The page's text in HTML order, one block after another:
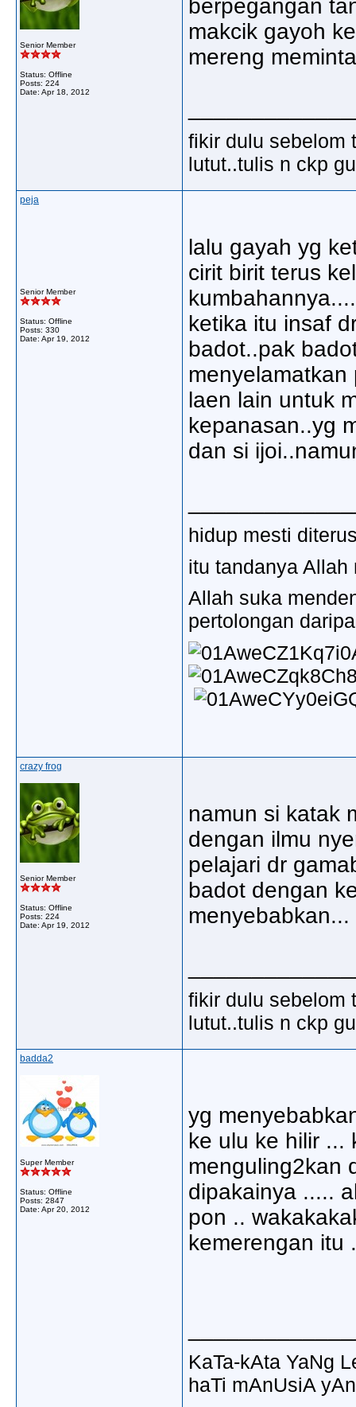
Senior Member
Status: Offline
Posts: 224
Date: Apr 18, 2012
berpegangan
makcik gayoh
mereng
fikir dulu sebelom
lutut..tulis n ckp
peja
Senior Member
Status: Offline
Posts: 330
Date: Apr 19, 2012
lalu gayah yg
cirit birit terus
ketika itu insaf
badot..pak
laen lain untuk
kepanasan..yg
dan si
hidup mesti
itu tandanya
Allah suka
pertolongan
crazy frog
Senior Member
Status: Offline
Posts: 224
Date: Apr 19, 2012
namun si katak
dengan ilmu
pelajari dr
badot dengan
menyebabkan...
fikir dulu sebelom
lutut..tulis n ckp
badda2
Super Member
Status: Offline
Posts: 2847
Date: Apr 20, 2012
yg
ke ulu ke hilir ...
menguling2kan
dipakainya .....
pon ..
kemerengan itu
KaTa-kAta YaNg
haTi mAnUsiA